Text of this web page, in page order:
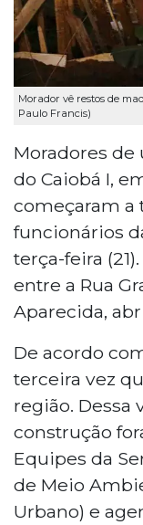
Morador vê restos de
Paulo Francis)
Moradores de
do Caiobá I,
começaram a
funcionários
terça-feira
entre a Rua
Aparecida,
De acordo
terceira vez
região. Dessa
construção
Equipes da
de Meio
Urbano) e